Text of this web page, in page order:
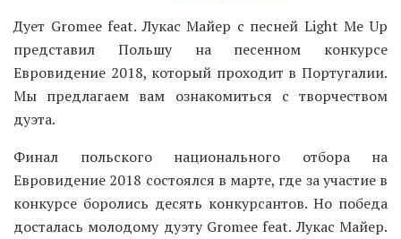
Дует Gromee feat. Лукас Майер с песней Light Me Up
представил Польшу на песенном конкурсе
Евровидение 2018, который проходит в Португалии.
Мы предлагаем вам ознакомиться с творчеством
дуэта.
Финал польского национального отбора на
Евровидение 2018 состоялся в марте, где за участие в
конкурсе боролись десять конкурсантов. Но победа
досталась молодому дуэту Gromee feat. Лукас Майер.